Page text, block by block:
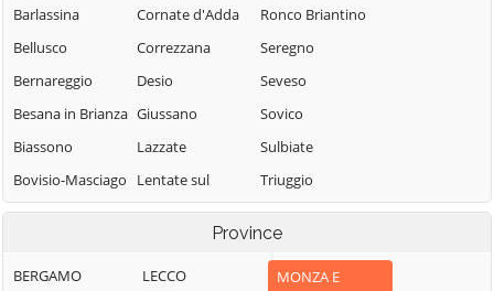
Barlassina
Bellusco
Bernareggio
Besana in Brianza
Biassono
Bovisio-Masciago
Briosco
Burago di
Cornate d'Adda
Correzzana
Desio
Giussano
Lazzate
Lentate sul
Seveso
Limbiate
Ronco Briantino
Seregno
Seveso
Sovico
Sulbiate
Triuggio
Usmate Velate
Varedo
Vedano al
Province
BERGAMO
LECCO
MONZA E